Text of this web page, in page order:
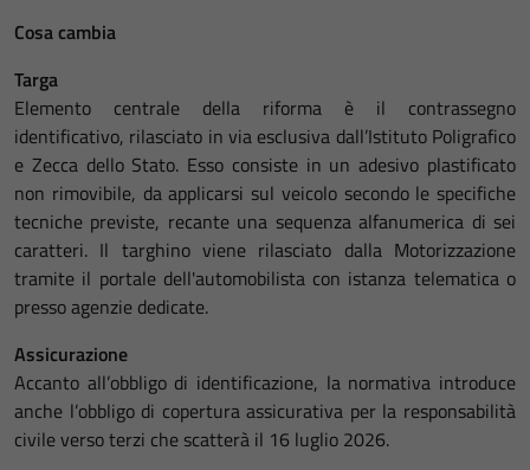
Cosa cambia
Targa
Elemento centrale della riforma è il contrassegno
identificativo, rilasciato in via esclusiva dall’Istituto Poligrafico
e Zecca dello Stato. Esso consiste in un adesivo plastificato
non rimovibile, da applicarsi sul veicolo secondo le specifiche
tecniche previste, recante una sequenza alfanumerica di sei
caratteri. Il targhino viene rilasciato dalla Motorizzazione
tramite il portale dell'automobilista con istanza telematica o
presso agenzie dedicate.
Assicurazione
Accanto all’obbligo di identificazione, la normativa introduce
anche l’obbligo di copertura assicurativa per la responsabilità
civile verso terzi che scatterà il 16 luglio 2026.